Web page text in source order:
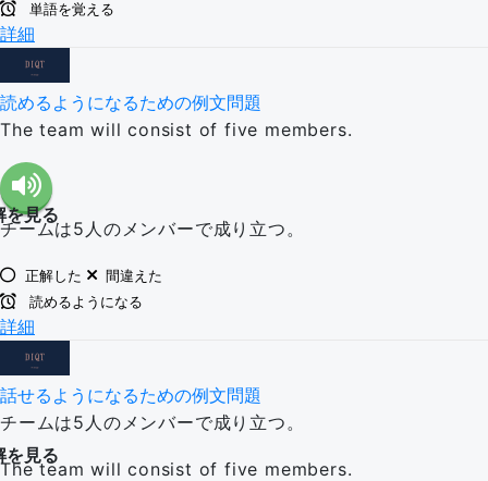
単語を覚える
詳細
読めるようになるための例文問題
The team will consist of five members.
を見る
チームは5人のメンバーで成り立つ。
正解した
間違えた
読めるようになる
詳細
話せるようになるための例文問題
チームは5人のメンバーで成り立つ。
を見る
The team will consist of five members.